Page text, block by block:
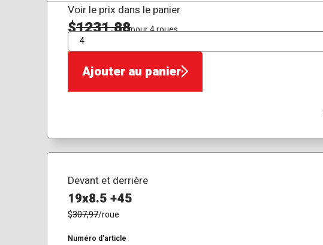
Voir le prix dans le panier
$1231,88pour 4 roues
QTÉ
Ajouter au panier
Devant et derrière
19x8.5 +45
$307,97/roue
Numéro d'article